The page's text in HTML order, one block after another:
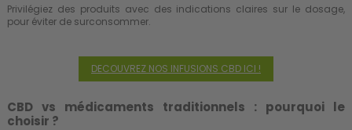
Privilégiez des produits avec des indications claires sur le dosage,
pour éviter de surconsommer.
DECOUVREZ NOS INFUSIONS CBD ICI !
CBD vs médicaments traditionnels : pourquoi le
choisir ?